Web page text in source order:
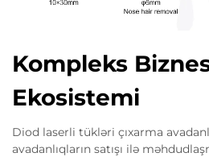
Kompleks
Ekosistemi
Diod laserli tükləri çıxarma
avadanlıqların satışı ilə